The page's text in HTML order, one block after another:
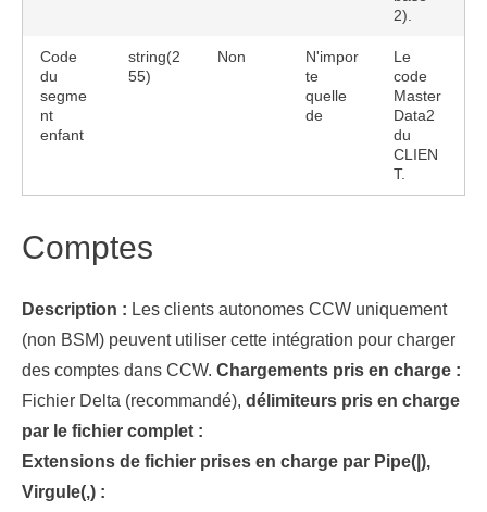
2).
Code
du
segme
nt
enfant
string(2
55)
Non
N'impor
te
quelle
de
Le
code
Master
Data2
du
CLIEN
T.
Comptes
Description : Les clients autonomes CCW uniquement
(non BSM) peuvent utiliser cette intégration pour charger
des comptes dans CCW. Chargements pris en charge :
Fichier Delta (recommandé), délimiteurs pris en charge
par le fichier complet :
Extensions de fichier prises en charge par Pipe(|),
Virgule(,) :